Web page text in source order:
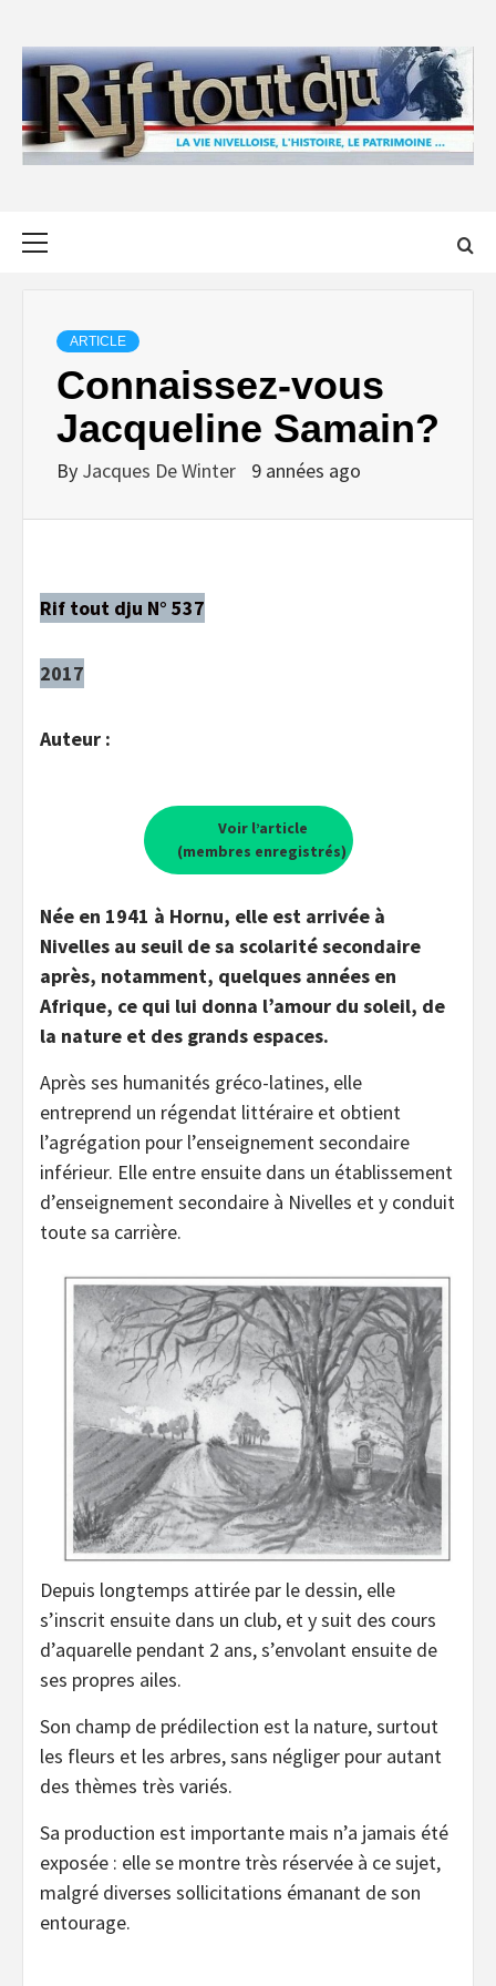
content
ARTICLE
Connaissez-vous
Jacqueline Samain?
By Jacques De Winter 9 années ago
Rif tout dju N° 537
2017
Auteur :
Voir l’article
(membres enregistrés)
Née en 1941 à Hornu, elle est arrivée à
Nivelles au seuil de sa scolarité secondaire
après, notamment, quelques années en
Afrique, ce qui lui donna l’amour du soleil, de
la nature et des grands espaces.
Après ses humanités gréco-latines, elle
entreprend un régendat littéraire et obtient
l’agrégation pour l’enseignement secondaire
inférieur. Elle entre ensuite dans un établissement
d’enseignement secondaire à Nivelles et y conduit
toute sa carrière.
Depuis longtemps attirée par le dessin, elle
s’inscrit ensuite dans un club, et y suit des cours
d’aquarelle pendant 2 ans, s’envolant ensuite de
ses propres ailes.
Son champ de prédilection est la nature, surtout
les fleurs et les arbres, sans négliger pour autant
des thèmes très variés.
Sa production est importante mais n’a jamais été
exposée : elle se montre très réservée à ce sujet,
malgré diverses sollicitations émanant de son
entourage.